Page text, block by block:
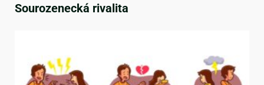
Sourozenecká rivalita